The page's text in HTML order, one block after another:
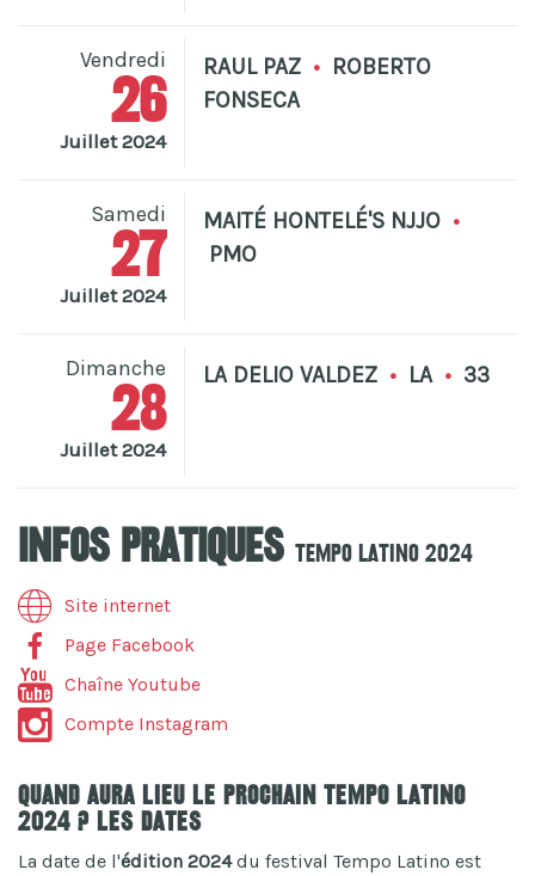
Vendredi
26
Juillet 2024
RAUL PAZ • ROBERTO
FONSECA
Samedi
27
Juillet 2024
MAITÉ HONTELÉ'S NJJO •
PMO
Dimanche
28
Juillet 2024
LA DELIO VALDEZ • LA • 33
Infos pratiques Tempo Latino 2024
Site internet
Page Facebook
Chaîne Youtube
Compte Instagram
Quand aura lieu le prochain Tempo Latino
2024 ? Les dates
La date de l'édition 2024du festival Tempo Latino est